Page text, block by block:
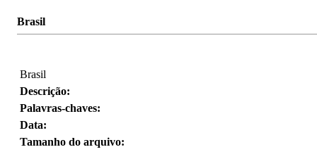
Brasil
Brasil
Descrição:
Palavras-chaves:
Data:
Tamanho do arquivo: